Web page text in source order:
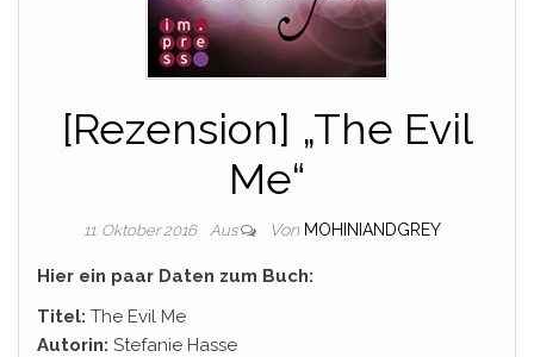
[Rezension] „The Evil
Me“
11. Oktober 2016 Aus Von MOHINIANDGREY
Hier ein paar Daten zum Buch:
Titel: The Evil Me
Autorin: Stefanie Hasse